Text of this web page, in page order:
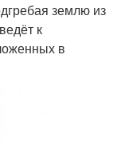
землю из
к
в